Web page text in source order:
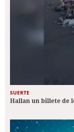
SUERTE
Hallan un billete de